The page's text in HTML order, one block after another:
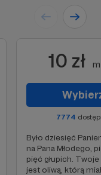
10 zł
7774
Było dziesięć
na Pana Młodego,
pięć głupich.
jest oliwą, którą